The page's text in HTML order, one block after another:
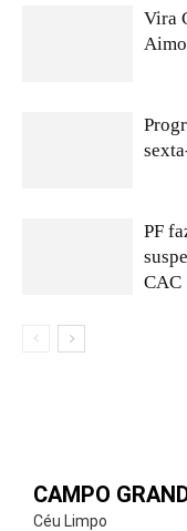
Vira
PF
CAC
CAMPO
Céu Limpo